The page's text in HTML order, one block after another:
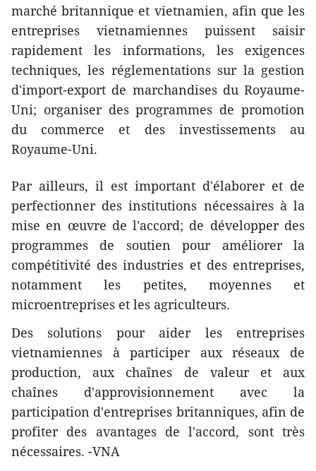
marché britannique et vietnamien, afin que les
entreprises vietnamiennes puissent saisir
rapidement les informations, les exigences
techniques, les réglementations sur la gestion
d'import-export de marchandises du Royaume-
Uni; organiser des programmes de promotion
du commerce et des investissements au
Royaume-Uni.
Par ailleurs, il est important d'élaborer et de
perfectionner des institutions nécessaires à la
mise en œuvre de l'accord; de développer des
programmes de soutien pour améliorer la
compétitivité des industries et des entreprises,
notamment les petites, moyennes et
microentreprises et les agriculteurs.
Des solutions pour aider les entreprises
vietnamiennes à participer aux réseaux de
production, aux chaînes de valeur et aux
chaînes d'approvisionnement avec la
participation d'entreprises britanniques, afin de
profiter des avantages de l'accord, sont très
nécessaires. -VNA